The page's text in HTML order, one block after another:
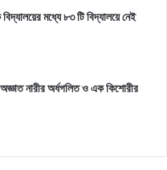
মধ্যে ৮৩ টি বিদ্যালয়ে নেই
নারীর অর্ধগলিত ও এক কিশোরীর